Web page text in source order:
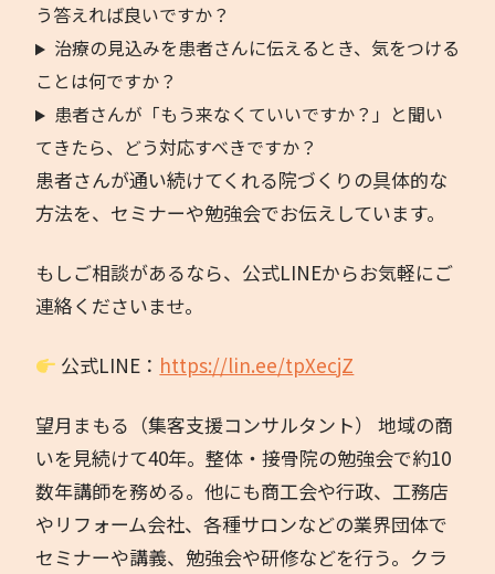
う答えれば良いですか？
治療の見込みを患者さんに伝えるとき、気をつける
ことは何ですか？
患者さんが「もう来なくていいですか？」と聞い
てきたら、どう対応すべきですか？
患者さんが通い続けてくれる院づくりの具体的な
方法を、セミナーや勉強会でお伝えしています。
もしご相談があるなら、公式LINEからお気軽にご
連絡くださいませ。
公式LINE： https://lin.ee/tpXecjZ
望月まもる（集客支援コンサルタント） 地域の商
いを見続けて40年。整体・接骨院の勉強会で約10
数年講師を務める。他にも商工会や行政、工務店
やリフォーム会社、各種サロンなどの業界団体で
セミナーや講義、勉強会や研修などを行う。クラ